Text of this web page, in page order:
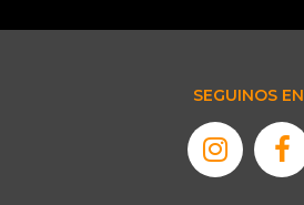
SEGUINOS EN